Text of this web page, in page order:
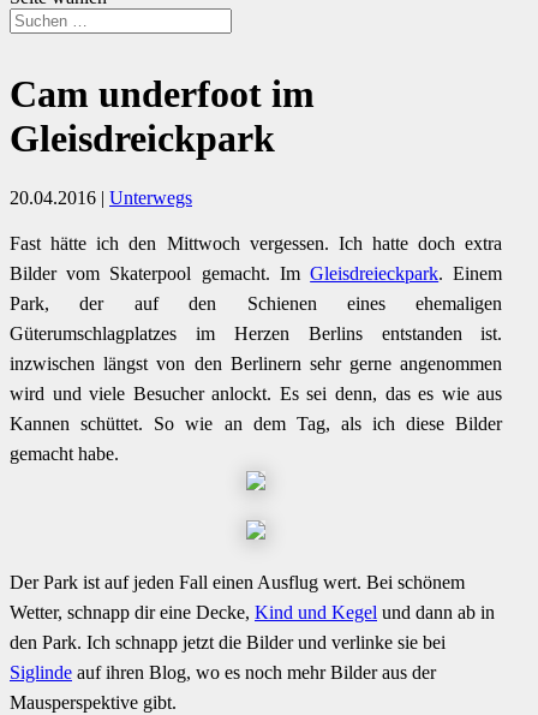
Cam underfoot im
Gleisdreickpark
20.04.2016 | Unterwegs
Fast hätte ich den Mittwoch vergessen. Ich hatte doch extra
Bilder vom Skaterpool gemacht. ImGleisdreieckpark. Einem
Park, der auf den Schienen eines ehemaligen
Güterumschlagplatzes im Herzen Berlins entstanden ist.
inzwischen längst von den Berlinern sehr gerne angenommen
wird und viele Besucher anlockt. Es sei denn, das es wie aus
Kannen schüttet. So wie an dem Tag, als ich diese Bilder
gemacht habe.
Der Park ist auf jeden Fall einen Ausflug wert. Bei schönem
Wetter, schnapp dir eine Decke, Kind und Kegel und dann ab in
den Park. Ich schnapp jetzt die Bilder und verlinke sie bei
Siglinde auf ihren Blog, wo es noch mehr Bilder aus der
Mausperspektive gibt.